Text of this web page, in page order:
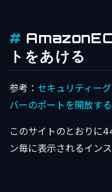
トをあける
参考： セキュリティー
バーのポートを開放す
このサイトのとおりに
ン毎に表示されるイン